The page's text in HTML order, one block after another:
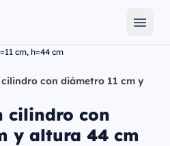
cm, h=44 cm
con diámetro 11 cm y
cilindro con
y altura 44 cm